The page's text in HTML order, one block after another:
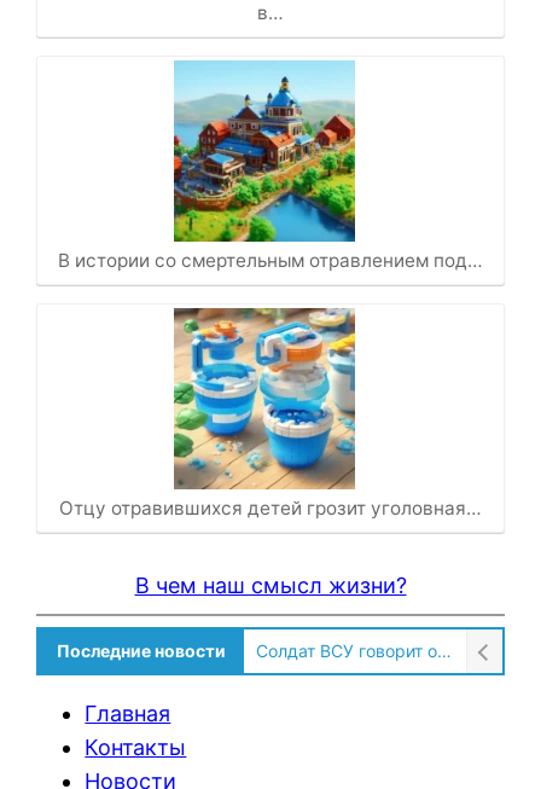
в…
В истории со смертельным отравлением под…
Отцу отравившихся детей грозит уголовная…
В чем наш смысл жизни?
Последние новости Солдат ВСУ говорит о том, чтобы продавали топливо для ремонта техники в Угледаре
Главная
Контакты
Новости